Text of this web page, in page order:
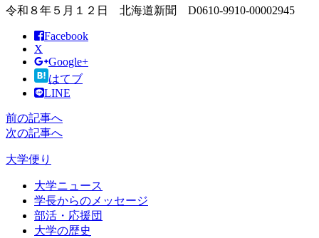
令和８年５月１２日 北海道新聞 D0610-9910-00002945
Facebook
X
Google+
はてブ
LINE
前の記事へ
次の記事へ
大学便り
大学ニュース
学長からのメッセージ
部活・応援団
大学の歴史